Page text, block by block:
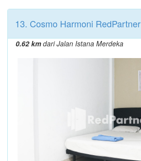
13. Cosmo Harmoni RedPartner
0.62 kmdari Jalan Istana Merdeka